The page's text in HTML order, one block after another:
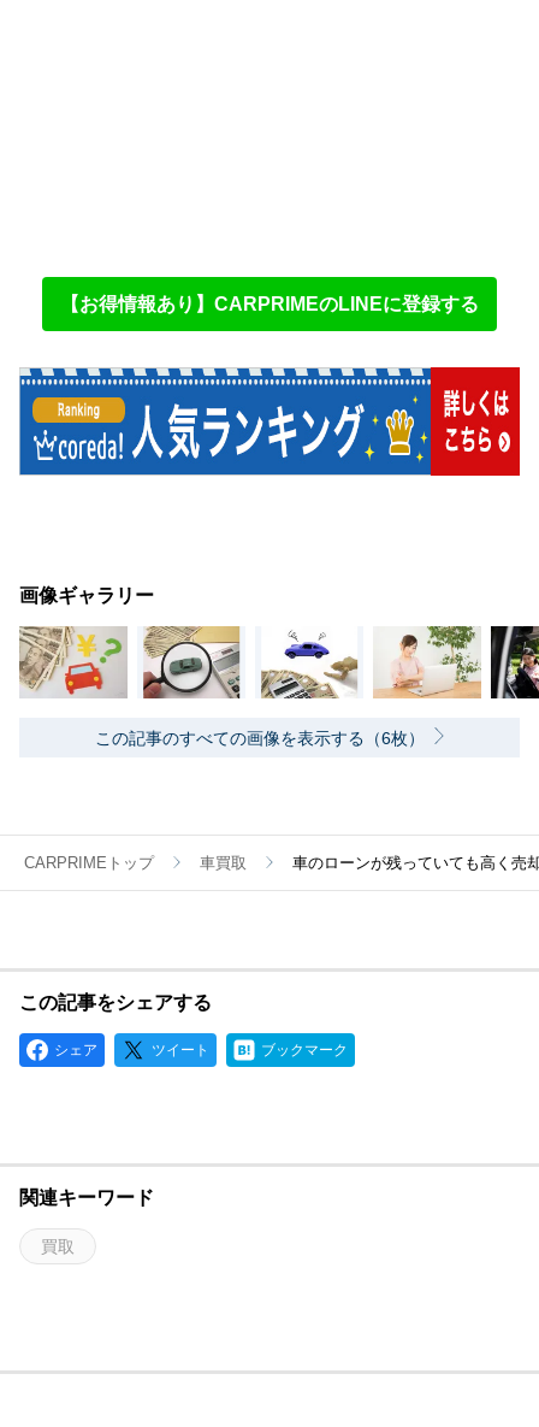
【お得情報あり】CARPRIMEのLINEに登録する
画像ギャラリー
この記事のすべての画像を表示する（6枚）
CARPRIMEトップ 車買取 車のローンが残っていても高く売
この記事をシェアする
シェア ツイート ブックマーク
関連キーワード
買取